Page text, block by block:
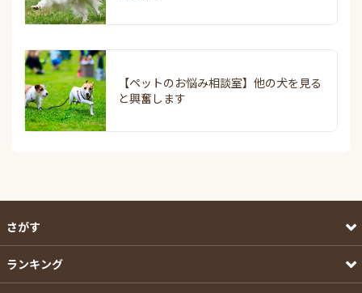
【ペットのお悩み相談室】他の犬を見る
と興奮します
さがす
ランキング